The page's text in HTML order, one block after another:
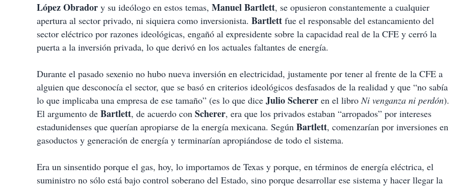
López Obrador y su ideólogo en estos temas, ManuelBartlett, se opusieron constantemente a cualquier
apertura al sector privado, ni siquiera como inversionista. Bartlett fue el responsable del estancamiento del
sector eléctrico por razones ideológicas, engañó al expresidente sobre la capacidad real de la CFE y cerró la
puerta a la inversión privada, lo que derivó en los actuales faltantes de energía.
Durante el pasado sexenio no hubo nueva inversión en electricidad, justamente por tener al frente de la CFE a
alguien que desconocía el sector, que se basó en criterios ideológicos desfasados de la realidad y que “no sabía
lo que implicaba una empresa de ese tamaño” (es lo que dice JulioScherer en el libroNi venganza ni perdón).
El argumento de Bartlett, de acuerdo con Scherer, era que los privados estaban “arropados” por intereses
estadunidenses que querían apropiarse de la energía mexicana. Según Bartlett, comenzarían por inversiones en
gasoductos y generación de energía y terminarían apropiándose de todo el sistema.
Era un sinsentido porque el gas, hoy, lo importamos de Texas y porque, en términos de energía eléctrica, el
suministro no sólo está bajo control soberano del Estado, sino porque desarrollar ese sistema y hacer llegar la